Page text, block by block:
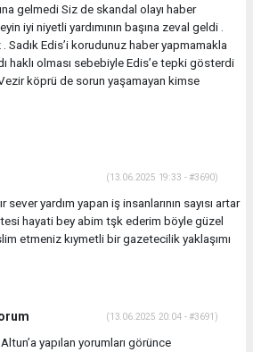
gelmedi Siz de skandal olayı haber
iyi niyetli yardımının başına zeval geldi .
Sadık Edis’i korudunuz haber yapmamakla
haklı olması sebebiyle Edis’e tepki gösterdi
köprü de sorun yaşamayan kimse
(13.06.2025 19:33 - #3690)
sever yardım yapan iş insanlarının sayısı artar
hayati bey abim tşk ederim böyle güzel
etmeniz kıymetli bir gazetecilik yaklaşımı
(13.06.2025 20:04 - #3691)
yapılan yorumları görünce